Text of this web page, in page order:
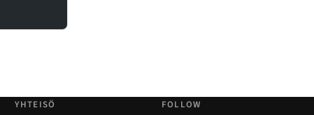
YHTEISÖ FOLLOW